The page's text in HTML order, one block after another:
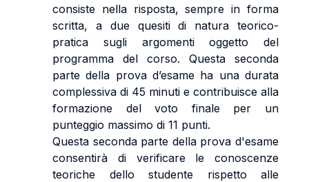
consiste nella risposta, sempre in forma
scritta, a due quesiti di natura teorico-
pratica sugli argomenti oggetto del
programma del corso. Questa seconda
parte della prova d’esame ha una durata
complessiva di 45 minuti e contribuisce alla
formazione del voto finale per un
punteggio massimo di 11 punti.
Questa seconda parte della prova d'esame
consentirà di verificare le conoscenze
teoriche dello studente rispetto alle